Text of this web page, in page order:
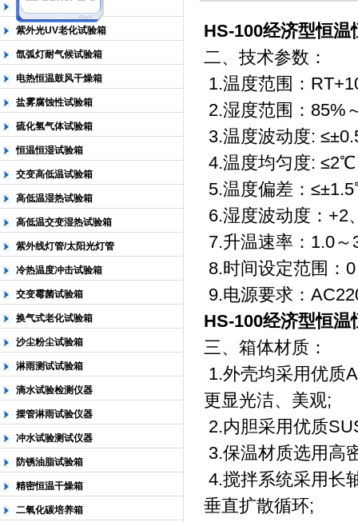
高低温检测试验箱
紫外光UV老化试验箱
氙弧灯耐气候试验箱
电热恒温鼓风干燥箱
盐雾腐蚀性试验箱
硫化氢气体试验箱
恒温恒湿试验箱
交变高低温试验箱
高低温湿热试验箱
高低温交变湿热试验箱
紫外线灯管/太阳光灯管
冷热温度冲击试验箱
交变霉菌试验箱
换气式老化试验箱
沙尘粉尘试验箱
淋雨测试试验箱
滴水试验检测仪器
摆管淋雨试验仪器
冲水试验测试仪器
防锈油脂试验箱
精密恒温干燥箱
二氧化碳培养箱
HS-100经济型恒温
二、技术参数：
1.温度范围：
2.湿度范围：85%
3.温度波动度:
4.温度均匀度: ≤2℃
5.温度偏差：
6.湿度波动度：+2
7.升温速率：1.0
8.时间设定范围：
9.电源要求：
HS-100经济型恒温
三、箱体材质：
1.外壳均采用优质
更显光洁、美观;
2.内胆采用优质
3.保温材质选用高
4.搅拌系统采用长
垂直扩散循环;